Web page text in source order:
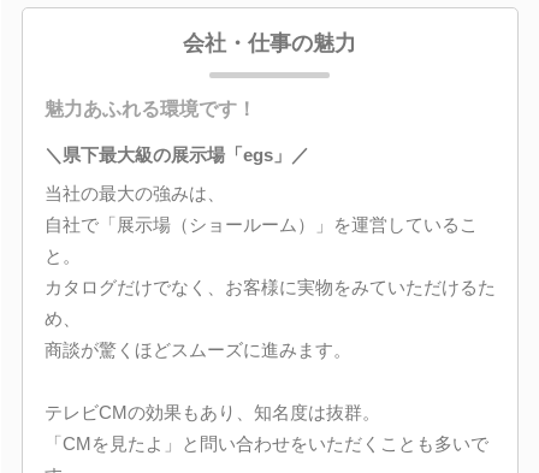
会社・仕事の魅力
魅力あふれる環境です！
＼県下最大級の展示場「egs」／
当社の最大の強みは、
自社で「展示場（ショールーム）」を運営しているこ
と。
カタログだけでなく、お客様に実物をみていただけるた
め、
商談が驚くほどスムーズに進みます。
テレビCMの効果もあり、知名度は抜群。
「CMを見たよ」と問い合わせをいただくことも多いで